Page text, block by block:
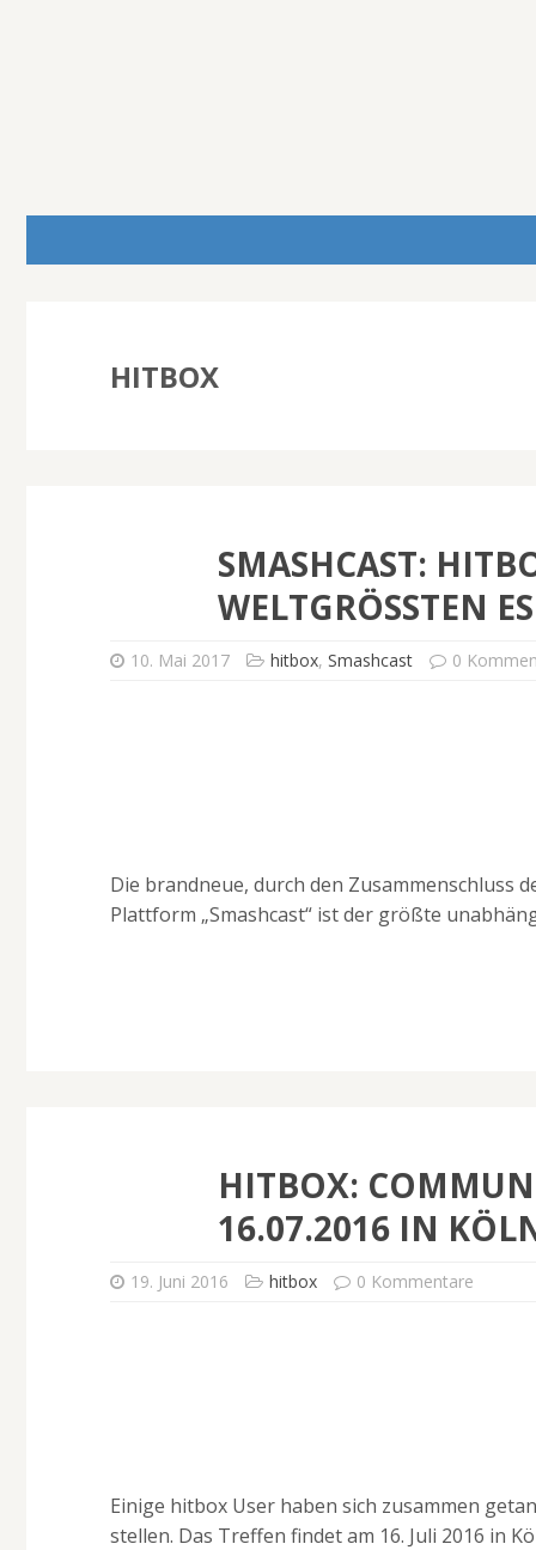
HITBOX
SMASHCAST:
WELTGRÖSSTEN
10. Mai 2017 hitbox,Smashcast 0
Die brandneue, durch den Zusammenschluss
Plattform „Smashcast“ ist der größte
HITBOX:
16.07.2016 IN
19. Juni 2016 hitbox 0 Kommentare
Einige hitbox User haben sich zusammen
stellen. Das Treffen findet am 16. Juli 2016 in